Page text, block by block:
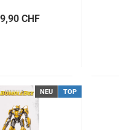
CHF
NEU TOP